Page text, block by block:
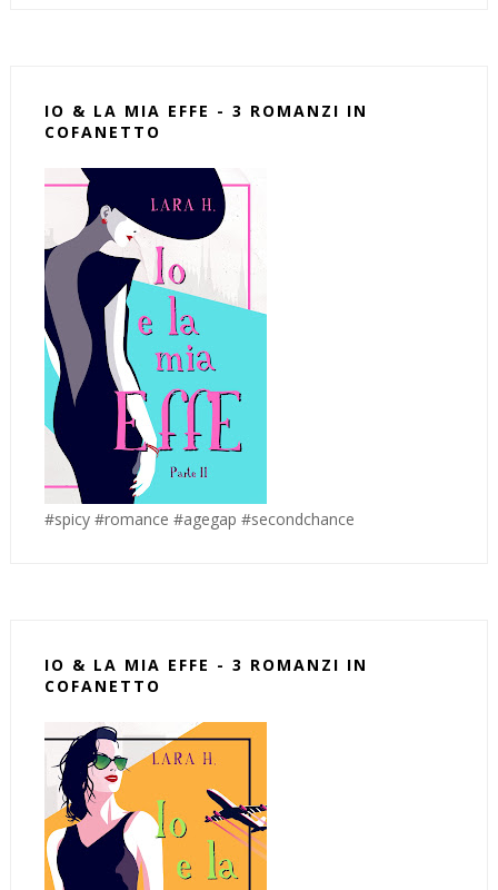
IO & LA MIA EFFE - 3 ROMANZI IN
COFANETTO
#spicy #romance #agegap #secondchance
IO & LA MIA EFFE - 3 ROMANZI IN
COFANETTO